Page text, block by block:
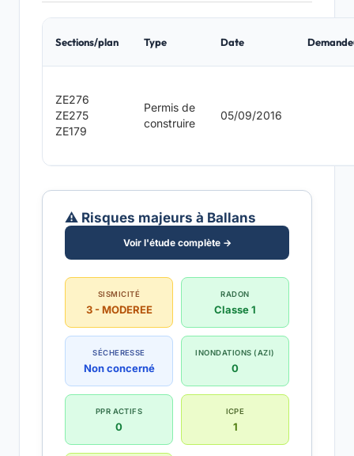
Sections/plan Type Date
ZE276
ZE275
ZE179
Permis de
construire
05/09/2016
⚠️ Risques majeurs à Ballans
Voir l'étude complète →
SISMICITÉ
3 - MODEREE
RADON
Classe 1
SÉCHERESSE
Non concerné
INONDATIONS (AZI)
0
PPR ACTIFS
0
ICPE
1